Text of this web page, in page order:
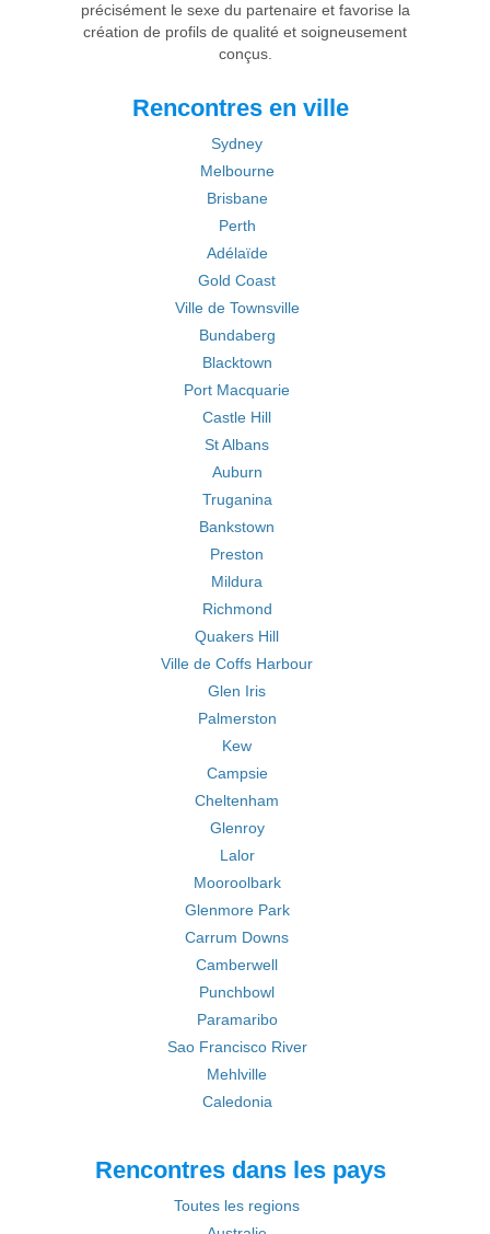
précisément le sexe du partenaire et favorise la
création de profils de qualité et soigneusement
conçus.
Rencontres en ville
Sydney
Melbourne
Brisbane
Perth
Adélaïde
Gold Coast
Ville de Townsville
Bundaberg
Blacktown
Port Macquarie
Castle Hill
St Albans
Auburn
Truganina
Bankstown
Preston
Mildura
Richmond
Quakers Hill
Ville de Coffs Harbour
Glen Iris
Palmerston
Kew
Campsie
Cheltenham
Glenroy
Lalor
Mooroolbark
Glenmore Park
Carrum Downs
Camberwell
Punchbowl
Paramaribo
Sao Francisco River
Mehlville
Caledonia
Rencontres dans les pays
Toutes les regions